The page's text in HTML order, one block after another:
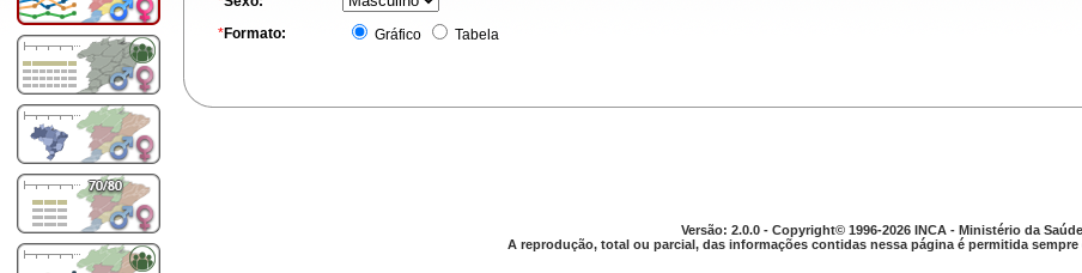
*Formato: Gráfico Tabela
Versão: 2.0.0 - Copyright© 1996-2026 INCA - Ministério da Saúde
A reprodução, total ou parcial, das informações contidas nessa página é permitida